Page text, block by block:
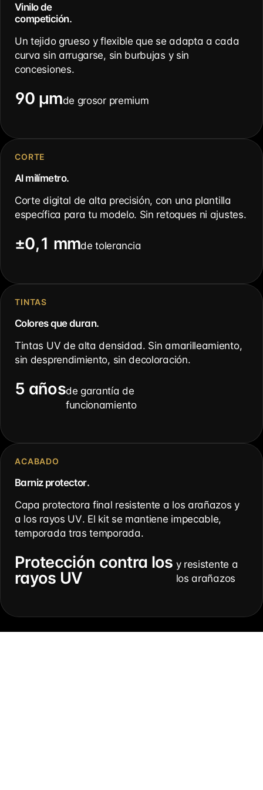
Vinilo de
competición.
Un tejido grueso y flexible que se adapta a cada
curva sin arrugarse, sin burbujas y sin
concesiones.
90 µmde grosor premium
CORTE
Al milímetro.
Corte digital de alta precisión, con una plantilla
específica para tu modelo. Sin retoques ni ajustes.
±0,1 mmde tolerancia
TINTAS
Colores que duran.
Tintas UV de alta densidad. Sin amarilleamiento,
sin desprendimiento, sin decoloración.
5 añosde garantía de
funcionamiento
ACABADO
Barniz protector.
Capa protectora final resistente a los arañazos y
a los rayos UV. El kit se mantiene impecable,
temporada tras temporada.
Protección contra los
rayos UV
y resistente a
los arañazos